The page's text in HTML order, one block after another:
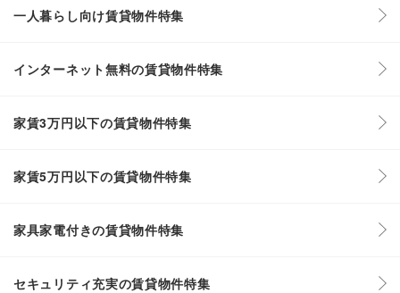
一人暮らし向け賃貸物件特集
インターネット無料の賃貸物件特集
家賃3万円以下の賃貸物件特集
家賃5万円以下の賃貸物件特集
家具家電付きの賃貸物件特集
セキュリティ充実の賃貸物件特集